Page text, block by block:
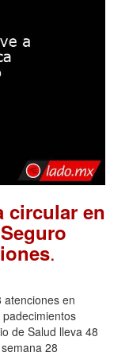
circular en
.
atenciones en
de Salud lleva 48
28